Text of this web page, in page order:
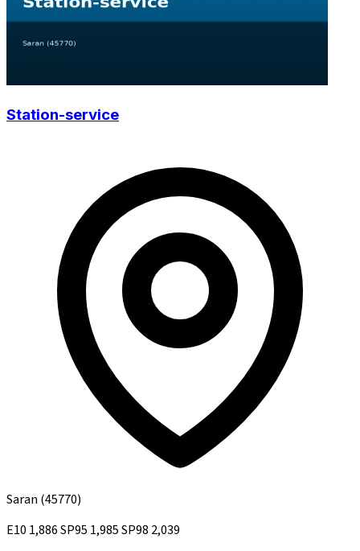
Station-service
Saran (45770)
E10 1,886SP95 1,985SP98 2,039